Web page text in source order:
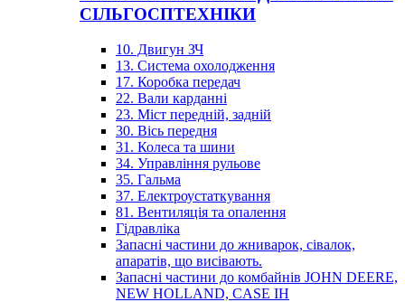
СІЛЬГОСПТЕХНІКИ
10. Двигун ЗЧ
13. Система охолодження
17. Коробка передач
22. Вали карданні
23. Міст передній, задній
30. Вісь передня
31. Колеса та шини
34. Управління рульове
35. Гальма
37. Електроустаткування
81. Вентиляція та опалення
Гідравліка
Запасні частини до жниварок, сівалок,
апаратів, що висівають.
Запасні частини до комбайнів JOHN DEERE,
NEW HOLLAND, CASE IH